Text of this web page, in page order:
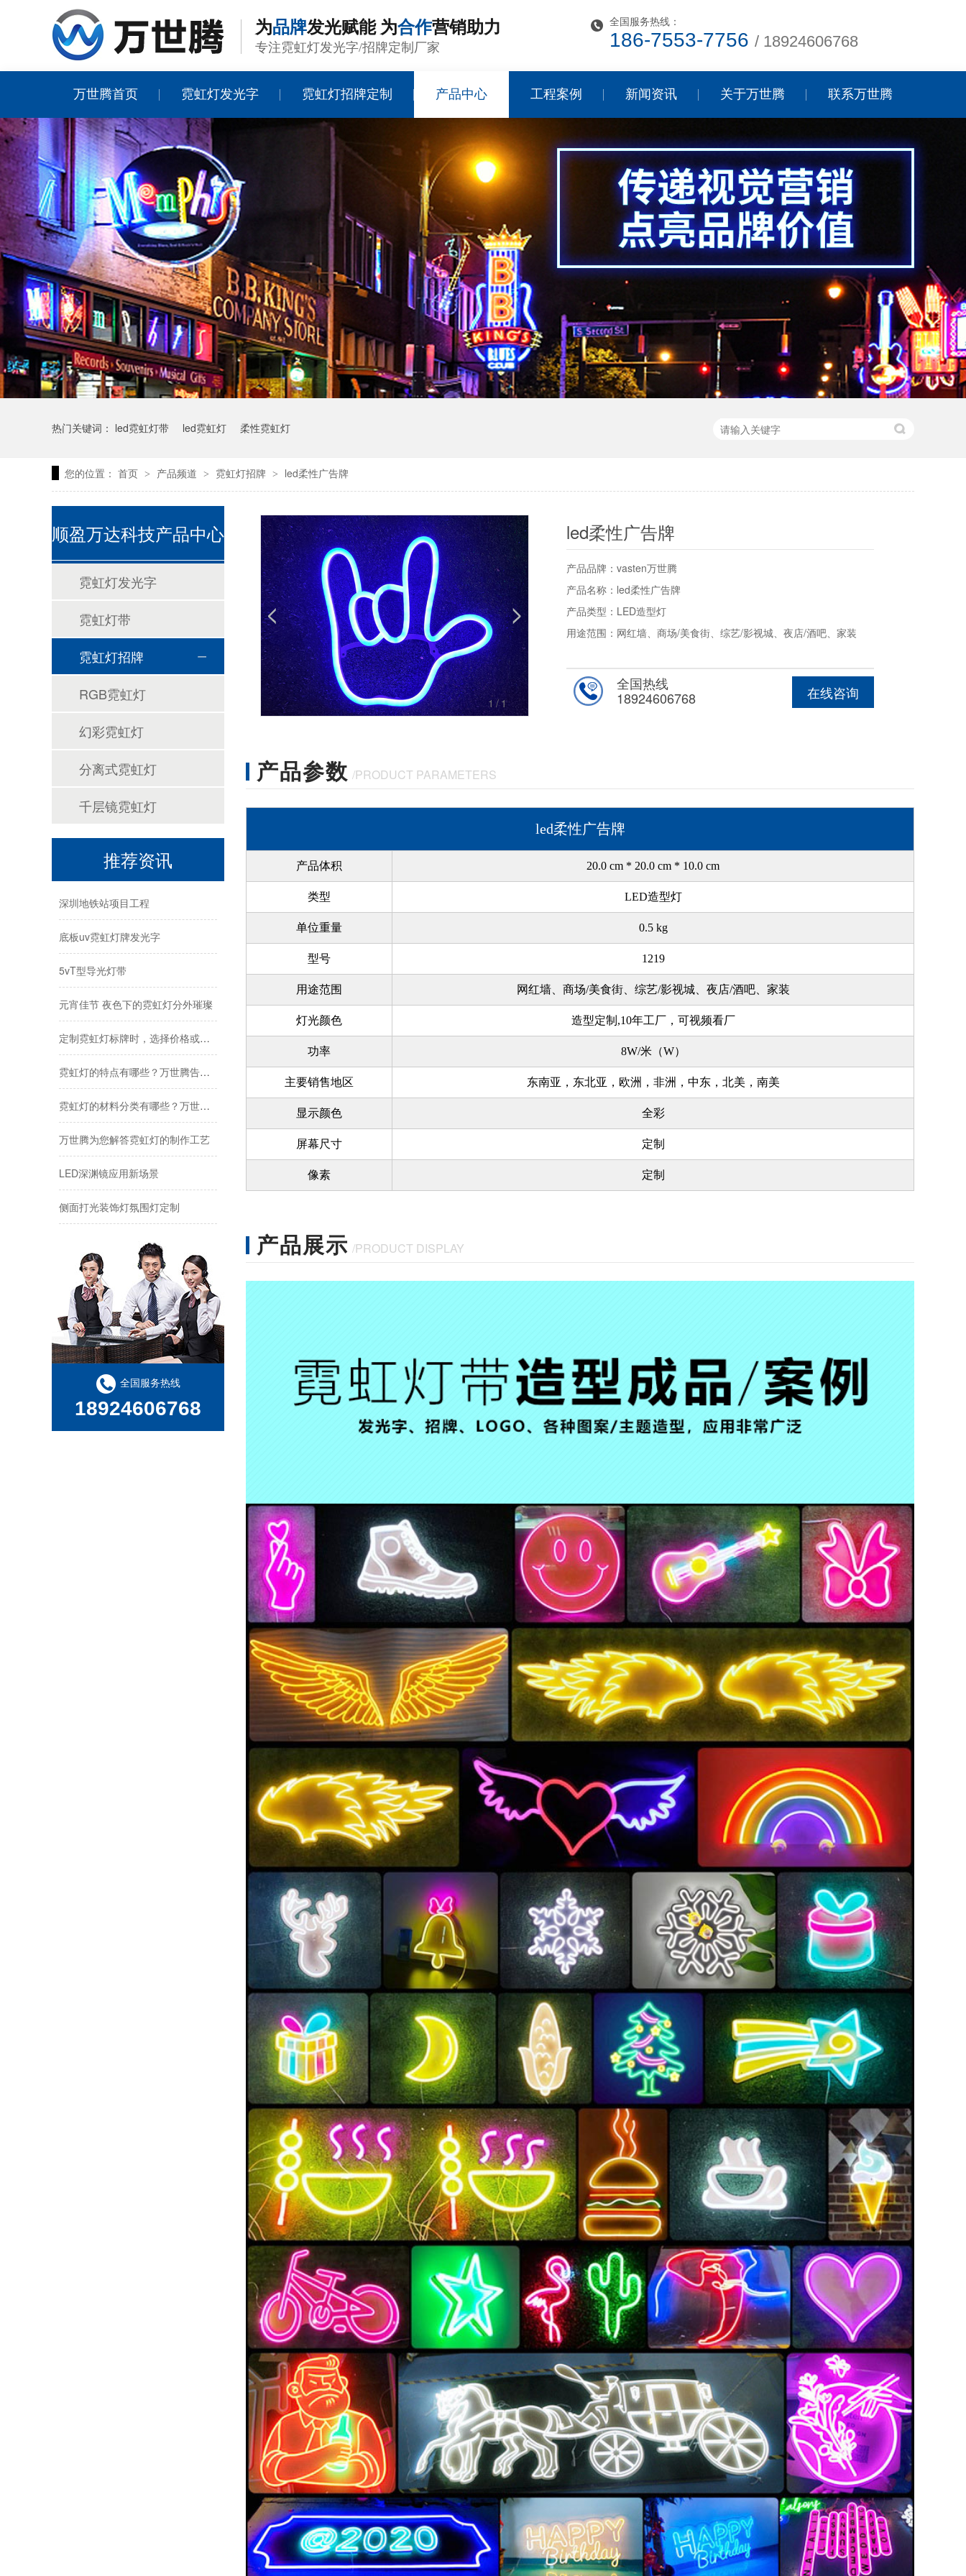
为品牌发光赋能 为合作营销助力
专注霓虹灯发光字/招牌定制厂家
全国服务热线：
186-7553-7756 / 18924606768
万世腾首页 霓虹灯发光字 霓虹灯招牌定制 产品中心 工程案例 新闻资讯 关于万世腾 联系万世腾
热门关键词： led霓虹灯带 led霓虹灯 柔性霓虹灯
您的位置： 首页 > 产品频道 > 霓虹灯招牌 > led柔性广告牌
1 /1
led柔性广告牌
产品品牌：vasten万世腾
产品名称：led柔性广告牌
产品类型：LED造型灯
用途范围：网红墙、商场/美食街、综艺/影视城、夜店/酒吧、家装
在线咨询
全国热线
18924606768
产品参数 /PRODUCT PARAMETERS
led柔性广告牌
产品体积 20.0 cm * 20.0 cm * 10.0 cm
类型 LED造型灯
单位重量 0.5 kg
型号 1219
用途范围 网红墙、商场/美食街、综艺/影视城、夜店/酒吧、家装
灯光颜色 造型定制,10年工厂，可视频看厂
功率 8W/米（W）
主要销售地区 东南亚，东北亚，欧洲，非洲，中东，北美，南美
显示颜色 全彩
屏幕尺寸 定制
像素 定制
产品展示 /PRODUCT DISPLAY
顺盈万达科技产品中心
霓虹灯发光字
霓虹灯带
霓虹灯招牌
RGB霓虹灯
幻彩霓虹灯
分离式霓虹灯
千层镜霓虹灯
推荐资讯
定制霓虹灯标牌时，选择价格或价值是一个重要的决定
万世腾为您解答霓虹灯的制作工艺
LED深渊镜应用新场景
深圳地铁站项目工程
底板uv霓虹灯牌发光字
5vT型导光灯带
元宵佳节 夜色下的霓虹灯分外璀璨
定制霓虹灯标牌时，选择价格或价值是一个重要的决定
万世腾为您解答霓虹灯的制作工艺
LED深渊镜应用新场景
侧面打光装饰灯氛围灯定制
深圳地铁站项目工程
底板uv霓虹灯牌发光字
5vT型导光灯带
元宵佳节 夜色下的霓虹灯分外璀璨
定制霓虹灯标牌时，选择价格或价值是一个重要的决定
全国服务热线
18924606768